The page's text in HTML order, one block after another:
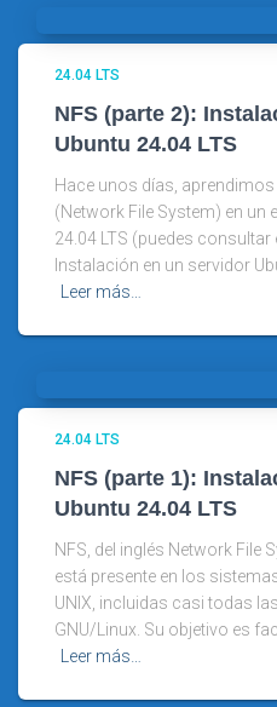
24.04 LTS
NFS (parte 2):
Ubuntu 24.04 LTS
Hace unos días,
(Network File System) en un
24.04 LTS (puedes consultar
Instalación en un servidor
Leer más…
24.04 LTS
NFS (parte 1):
Ubuntu 24.04 LTS
NFS, del inglés Network File
está presente en los
UNIX, incluidas casi todas
GNU/Linux. Su objetivo es
Leer más…